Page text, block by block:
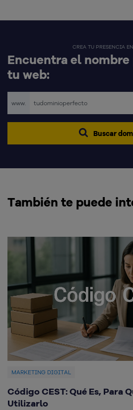
CREA TU PRESENCIA
Encuentra el
tu web:
www.
Buscar
También te puede
MARKETING DIGITAL
Código CEST: Qué Es, Para
Utilizarlo